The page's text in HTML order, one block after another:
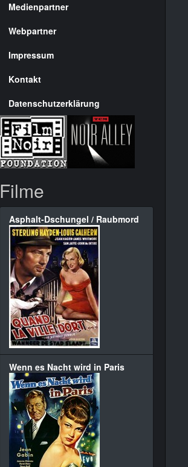
Menülinks
rechte
Seite
Medienpartner
Webpartner
Impressum
Kontakt
Datenschutzerklärung
Filme
Asphalt-Dschungel / Raubmord
Wenn es Nacht wird in Paris